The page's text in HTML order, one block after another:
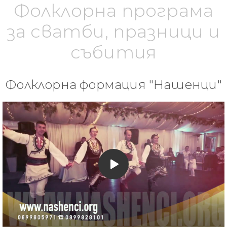
Фолклорна програма
за сватби, празници и
събития
Фолклорна формация "Нашенци"